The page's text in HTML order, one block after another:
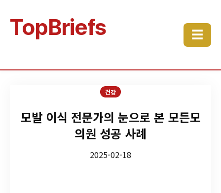
TopBriefs ☰
건강
모발 이식 전문가의 눈으로 본 모든모
의원 성공 사례
2025-02-18